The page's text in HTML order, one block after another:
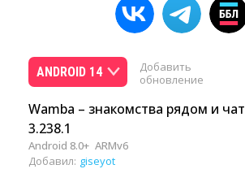
ANDROID 14
Добавить
обновление
Wamba – знакомства рядом и чат
3.238.1
Android 8.0+ ARMv6
Добавил: giseyot